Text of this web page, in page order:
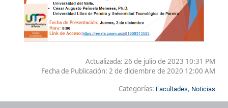
Actualizada: 26 de julio de 2023 10:31 PM
Fecha de Publicación: 2 de diciembre de 2020 12:00 AM
Categorías: Facultades, Noticias